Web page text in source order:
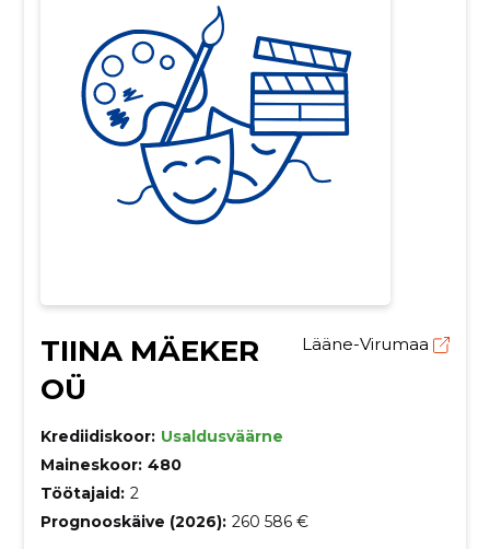
TIINA MÄEKER
OÜ
Lääne-Virumaa
Krediidiskoor: Usaldusväärne
Maineskoor: 480
Töötajaid: 2
Prognooskäive (2026): 260 586 €